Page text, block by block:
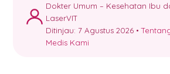
Dokter Umum – Kesehatan Ibu
LaserVIT
Ditinjau: 7 Agustus 2026 •
Medis Kami